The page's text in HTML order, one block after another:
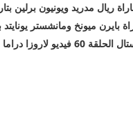
ويونيون برلين بتاريخ 20-09-2023 دوري أبطال
ومانشستر يونايتد بتاريخ 20-09-2023 دوري
دراما صح / لمسة بوست